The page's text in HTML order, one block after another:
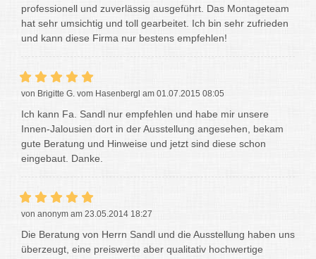
professionell und zuverlässig ausgeführt. Das Montageteam
hat sehr umsichtig und toll gearbeitet. Ich bin sehr zufrieden
und kann diese Firma nur bestens empfehlen!
von Brigitte G. vom Hasenbergl am 01.07.2015 08:05
Ich kann Fa. Sandl nur empfehlen und habe mir unsere
Innen-Jalousien dort in der Ausstellung angesehen, bekam
gute Beratung und Hinweise und jetzt sind diese schon
eingebaut. Danke.
von anonym am 23.05.2014 18:27
Die Beratung von Herrn Sandl und die Ausstellung haben uns
überzeugt, eine preiswerte aber qualitativ hochwertige